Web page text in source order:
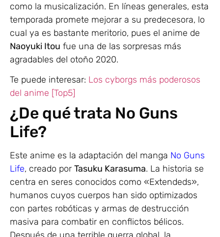
como la musicalización. En líneas generales, esta
temporada promete mejorar a su predecesora, lo
cual ya es bastante meritorio, pues el anime de
Naoyuki Itou fue una de las sorpresas más
agradables del otoño 2020.
Te puede interesar: Los cyborgs más poderosos
del anime [Top5]
¿De qué trata No Guns
Life?
Este anime es la adaptación del manga No Guns
Life, creado por Tasuku Karasuma. La historia se
centra en seres conocidos como «Extendeds»,
humanos cuyos cuerpos han sido optimizados
con partes robóticas y armas de destrucción
masiva para combatir en conflictos bélicos.